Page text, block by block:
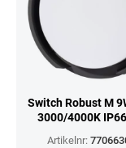
Switch Robust M
3000/4000K
Artikelnr: